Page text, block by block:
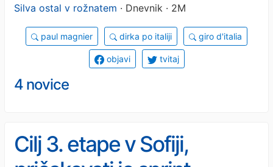
Silva ostal v rožnatem · Dnevnik · 2M
paul magnier dirka po italiji giro d'italia
objavi tvitaj
4 novice
Cilj 3. etape v Sofiji,